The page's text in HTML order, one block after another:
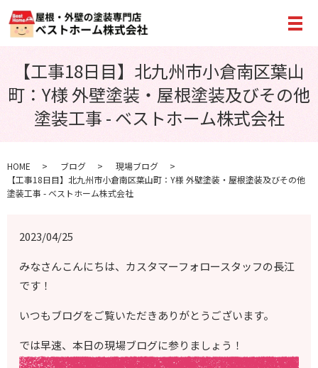
メ
【工事18日目】北九州市小倉南区葉山
町：Y様 外壁塗装・屋根塗装及びその他
塗装工事 - ベストホーム株式会社
HOME ブログ
現場ブログ
【工事18日目】北九州市小倉南区葉山町：Y様 外壁塗装・屋根塗装及びその他
塗装工事 - ベストホーム株式会社
2023/04/25
みなさんこんにちは、カスタマーフォロースタッフの長江
です！
いつもブログをご覧いただきありがとうございます。
では早速、本日の現場ブログに参りましょう！